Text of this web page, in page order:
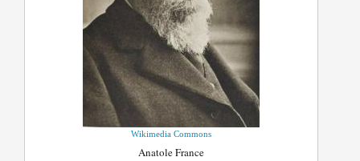
Wikimedia Commons
Anatole France